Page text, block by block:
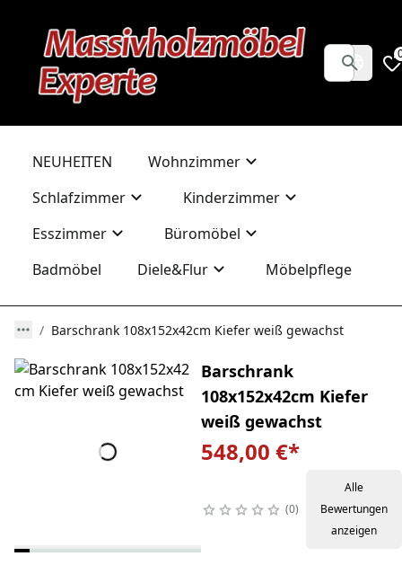
NEUHEITEN
Wohnzimmer
Schlafzimmer
Kinderzimmer
Esszimmer
Büromöbel
Badmöbel
Diele&Flur Möbelpflege
Barschrank 108x152x42cm Kiefer weiß gewachst
Barschrank
108x152x42cm Kiefer
weiß gewachst
548,00 €*
0
Alle
Bewertungen
anzeigen